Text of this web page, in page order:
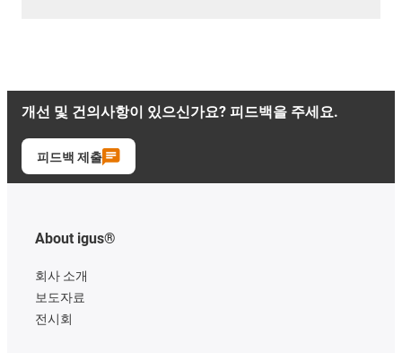
개선 및 건의사항이 있으신가요? 피드백을 주세요.
피드백 제출
About igus®
회사 소개
보도자료
전시회